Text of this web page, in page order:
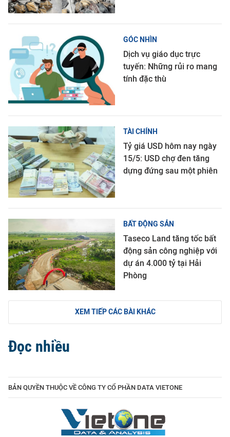
GÓC NHÌN
Dịch vụ giáo dục trực
tuyến: Những rủi ro mang
tính đặc thù
TÀI CHÍNH
Tỷ giá USD hôm nay ngày
15/5: USD chợ đen tăng
dựng đứng sau một phiên
BẤT ĐỘNG SẢN
Taseco Land tăng tốc bất
động sản công nghiệp với
dự án 4.000 tỷ tại Hải
Phòng
XEM TIẾP CÁC BÀI KHÁC
Đọc nhiều
BẢN QUYỀN THUỘC VỀ CÔNG TY CỔ PHẦN DATA VIETONE